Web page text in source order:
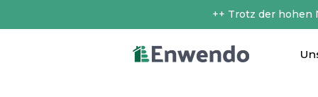
++ Trotz der hohen